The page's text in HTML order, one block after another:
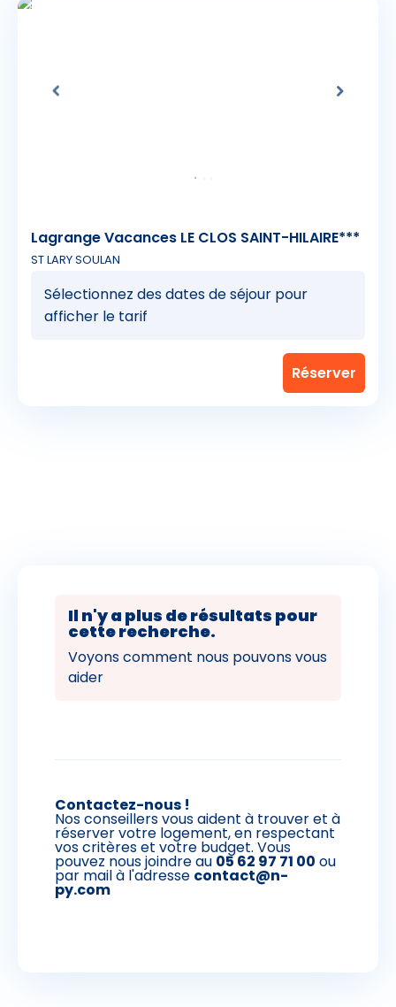
Lagrange Vacances LE CLOS SAINT-HILAIRE***
ST LARY SOULAN
Sélectionnez des dates de séjour pour
afficher le tarif
Il n'y a plus de résultats pour
cette recherche.
Voyons comment nous pouvons vous
aider
Contactez-nous !
Nos conseillers vous aident à trouver et à
réserver votre logement, en respectant
vos critères et votre budget. Vous
pouvez nous joindre au 05 62 97 71 00 ou
par mail à l'adresse contact@n-
py.com
2